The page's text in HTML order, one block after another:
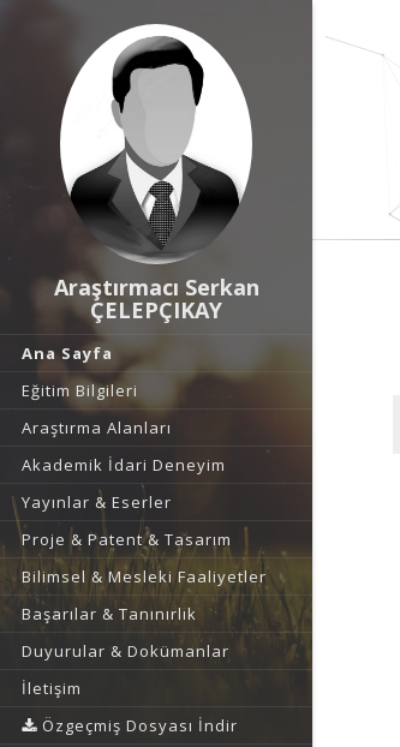
Araştırmacı Serkan
ÇELEPÇIKAY
Ana Sayfa
Eğitim Bilgileri
Araştırma Alanları
Akademik İdari Deneyim
Yayınlar & Eserler
Proje & Patent & Tasarım
Bilimsel & Mesleki Faaliyetler
Başarılar & Tanınırlık
Duyurular & Dokümanlar
İletişim
Özgeçmiş Dosyası İndir